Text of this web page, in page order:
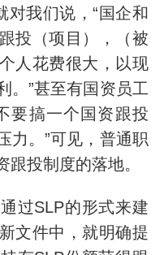
对我们说，“国企和
投（项目），（被
人花费很大，以现
。”甚至有国资员工
要搞一个国资跟投
力。”可见，普通职
投制度的落地。
过SLP的形式来建
文件中，就明确提